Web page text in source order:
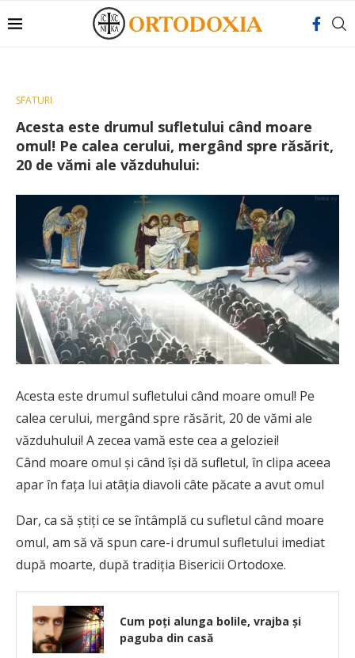
SFATURI
Acesta este drumul sufletului când moare
omul! Pe calea cerului, mergând spre răsărit,
20 de vămi ale văzduhului:
Acesta este drumul sufletului când moare omul! Pe
calea cerului, mergând spre răsărit, 20 de vămi ale
văzduhului! A zecea vamă este cea a geloziei!
Când moare omul şi când îşi dă sufletul, în clipa aceea
apar în faţa lui atâţia diavoli câte păcate a avut omul
Dar, ca să ştiţi ce se întâmplă cu sufletul când moare
omul, am să vă spun care-i drumul sufletului imediat
după moarte, după tradiţia Bisericii Ortodoxe.
Cum poți alunga bolile, vrajba și
paguba din casă